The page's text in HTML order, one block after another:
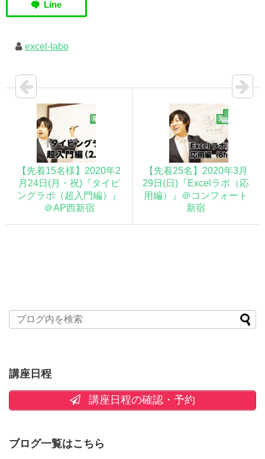
excel-labo
【先着15名様】2020年2
月24日(月・祝)『タイピ
ングラボ（超入門編）』
＠AP西新宿
【先着25名】2020年3月
29日(日)『Excelラボ（応
用編）』＠コンフォート
新宿
講座日程
講座日程の確認・予約
ブログ一覧はこちら